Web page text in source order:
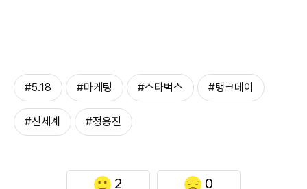
#5.18 #마케팅 #스타벅스 #탱크데이
#신세계 #정용진
2 0